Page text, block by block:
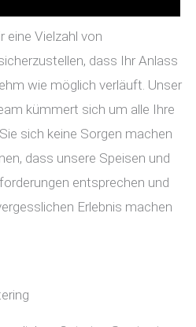
eine Vielzahl von
dass Ihr Anlass
wie möglich verläuft. Unser
kümmert sich um alle Ihre
sich keine Sorgen machen
dass unsere Speisen und
entsprechen und
Erlebnis machen